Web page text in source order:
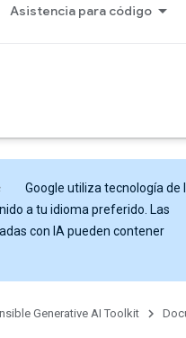
Asistencia para código
Google utiliza tecnología de
a tu idioma preferido. Las
con IA pueden contener
Generative AI Toolkit